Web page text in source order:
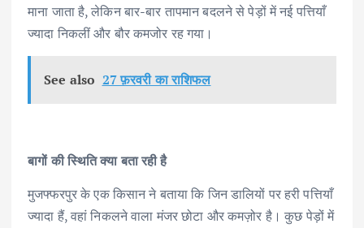
माना जाता है, लेकिन बार-बार तापमान बदलने से पेड़ों में नई पत्तियाँ
ज्यादा निकलीं और बौर कमजोर रह गया।
See also 27 फ़रवरी का राशिफल
बागों की स्थिति क्या बता रही है
मुजफ्फरपुर के एक किसान ने बताया कि जिन डालियों पर हरी पत्तियाँ
ज्यादा हैं, वहां निकलने वाला मंजर छोटा और कमज़ोर है। कुछ पेड़ों में